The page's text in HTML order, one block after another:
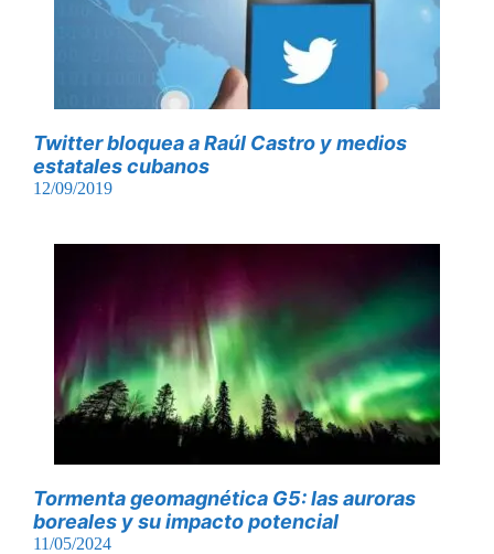
Twitter bloquea a Raúl Castro y medios
estatales cubanos
12/09/2019
Tormenta geomagnética G5: las auroras
boreales y su impacto potencial
11/05/2024